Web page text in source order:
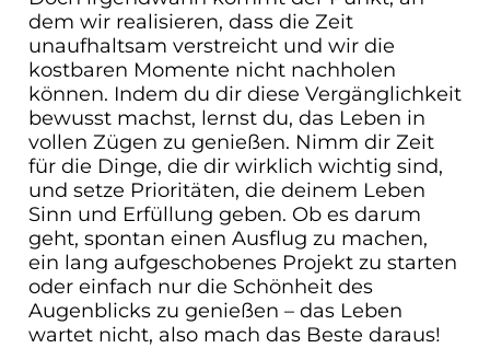
dem wir realisieren, dass die Zeit
unaufhaltsam verstreicht und wir die
kostbaren Momente nicht nachholen
können. Indem du dir diese Vergänglichkeit
bewusst machst, lernst du, das Leben in
vollen Zügen zu genießen. Nimm dir Zeit
für die Dinge, die dir wirklich wichtig sind,
und setze Prioritäten, die deinem Leben
Sinn und Erfüllung geben. Ob es darum
geht, spontan einen Ausflug zu machen,
ein lang aufgeschobenes Projekt zu starten
oder einfach nur die Schönheit des
Augenblicks zu genießen – das Leben
wartet nicht, also mach das Beste daraus!